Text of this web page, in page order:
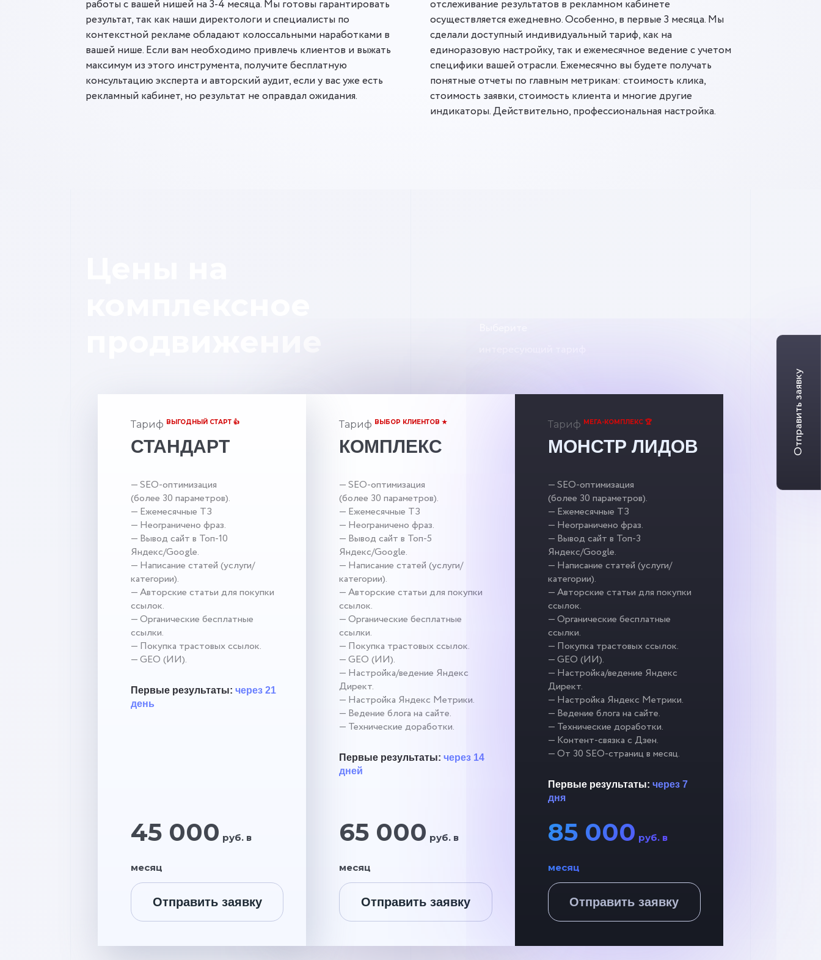
работы с вашей нишей на 3-4 месяца. Мы готовы гарантировать
результат, так как наши директологи и специалисты по
контекстной рекламе обладают колоссальными наработками в
вашей нише. Если вам необходимо привлечь клиентов и выжать
максимум из этого инструмента, получите бесплатную
консультацию эксперта и авторский аудит, если у вас уже есть
рекламный кабинет, но результат не оправдал ожидания.
отслеживание результатов в рекламном кабинете
осуществляется ежедневно. Особенно, в первые 3 месяца. Мы
сделали доступный индивидуальный тариф, как на
единоразовую настройку, так и ежемесячное ведение с учетом
специфики вашей отрасли. Ежемесячно вы будете получать
понятные отчеты по главным метрикам: стоимость клика,
стоимость заявки, стоимость клиента и многие другие
индикаторы. Действительно, профессиональная настройка.
Тариф ВЫГОДНЫЙ СТАРТ 👍
СТАНДАРТ
— SEO-оптимизация
(более 30 параметров).
— Ежемесячные ТЗ
— Неограничено фраз.
— Вывод сайт в Топ-10
Яндекс/Google.
— Написание статей (услуги/
категории).
— Авторские статьи для покупки
ссылок.
— Органические бесплатные
ссылки.
— Покупка трастовых ссылок.
— GEO (ИИ).
Первые результаты: через 21
день
45 000 руб. в
месяц
Отправить заявку
Тариф ВЫБОР КЛИЕНТОВ ★
КОМПЛЕКС
— SEO-оптимизация
(более 30 параметров).
— Ежемесячные ТЗ
— Неограничено фраз.
— Вывод сайт в Топ-5
Яндекс/Google.
— Написание статей (услуги/
категории).
— Авторские статьи для покупки
ссылок.
— Органические бесплатные
ссылки.
— Покупка трастовых ссылок.
— GEO (ИИ).
— Настройка/ведение Яндекс
Директ.
— Настройка Яндекс Метрики.
— Ведение блога на сайте.
— Технические доработки.
Первые результаты:через 14
дней
65 000 руб. в
месяц
Отправить заявку
Тариф МЕГА-КОМПЛЕКС 🏆
МОНСТР ЛИДОВ
— SEO-оптимизация
(более 30 параметров).
— Ежемесячные ТЗ
— Неограничено фраз.
— Вывод сайт в Топ-3
Яндекс/Google.
— Написание статей (услуги/
категории).
— Авторские статьи для покупки
ссылок.
— Органические бесплатные
ссылки.
— Покупка трастовых ссылок.
— GEO (ИИ).
— Настройка/ведение Яндекс
Директ.
— Настройка Яндекс Метрики.
— Ведение блога на сайте.
— Технические доработки.
— Контент-связка с Дзен.
— От 30 SEO-страниц в месяц.
Первые результаты: через 7
дня
85 000 руб. в
месяц
Отправить заявку
Отправить заявку